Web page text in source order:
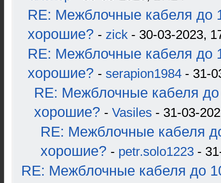
RE: Межблочные кабеля до
хорошие? - zick - 30-03-2023,
RE: Межблочные кабеля до
хорошие? - serapion1984 - 31-
RE: Межблочные кабеля до
хорошие? - Vasiles - 31-03-
RE: Межблочные кабеля
хорошие? - petr.solo1223 -
RE: Межблочные кабеля до